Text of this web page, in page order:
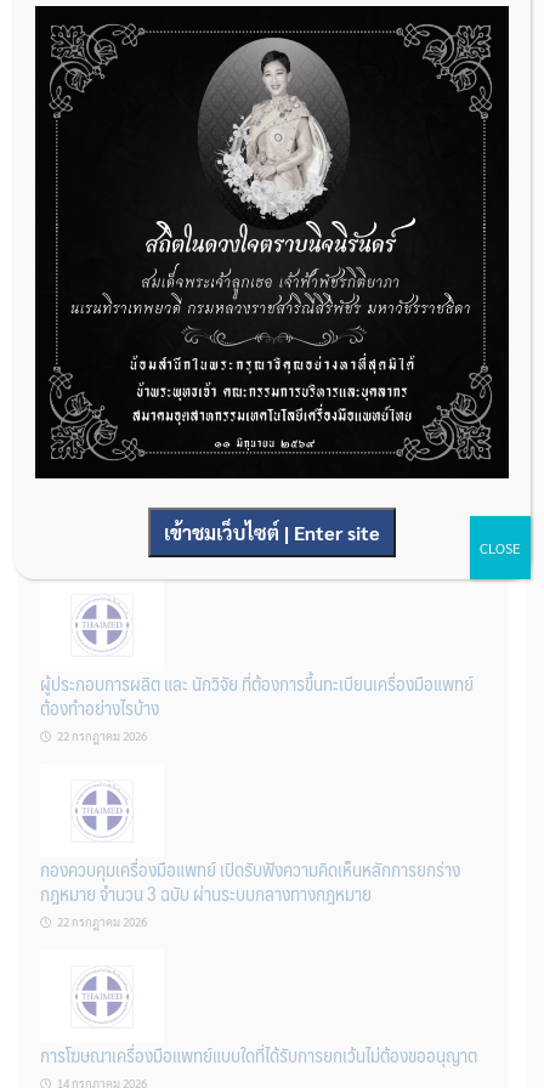
กิจกรรม
ข่าวประชาสัมพันธ์
ประกาศล่าสุด
THAIMED นำส่งรายการใหม่ของกรมบัญชีกลาง สำหรับการต่อรอง
ราคารายการอวัยวะเทียมและอุปกรณ์ในการบำบัดรักษาโรค จำนวน 25
รายการ
31 กรกฎาคม 2026
ประกอบการผลิตเครื่องมือแพทย์ (รายใหม่)
ผู้ประกอบการผลิต และ นักวิจัย ที่ต้องการขึ้นทะเบียนเครื่องมือแพทย์
ต้องทำอย่างไรบ้าง
22 กรกฎาคม 2026
กองควบคุมเครื่องมือแพทย์ เปิดรับฟังความคิดเห็นหลักการยกร่าง
กฎหมาย จำนวน 3 ฉบับ ผ่านระบบกลางทางกฎหมาย
22 กรกฎาคม 2026
การโฆษณาเครื่องมือแพทย์แบบใดที่ได้รับการยกเว้นไม่ต้องขออนุญาต
14 กรกฎาคม 2026
เข้าชมเว็บไซต์ | Enter site
CLOSE